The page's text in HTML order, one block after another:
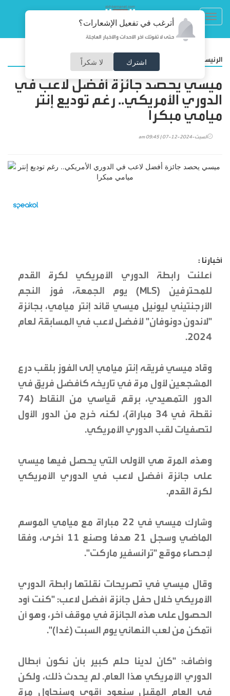
أترغب في تفعيل الإشعارات؟
حتى لا تفوتك آخر الأحداث والأخبار العاجلة
اشترك لا شكراً الرئيسية
ميسي يحصد جائزة أفضل لاعب في
الدوري الأمريكي.. رغم توديع إنتر
ميامي مبكرا
السبت-2024-12-07 | 09:45 am
أخبارنا :
أعلنت رابطة الدوري الأمريكي لكرة القدم
للمحترفين (MLS) يوم الجمعة، فوز النجم
الأرجنتيني ليونيل ميسي قائد إنتر ميامي، بجائزة
"لاندون دونوفان" لأفضل لاعب في المسابقة لعام
2024.
وقاد ميسي فريقه إنتر ميامي إلى الفوز بلقب درع
المشجعين لأول مرة في تاريخه كأفضل فريق في
الدور التمهيدي، برقم قياسي من النقاط (74
نقطة في 34 مباراة)، لكنه خرج من الدور الأول
لتصفيات لقب الدوري الأمريكي.
وهذه المرة هي الأولى التي يحصل فيها ميسي
على جائزة أفضل لاعب في الدوري الأمريكي
لكرة القدم.
وشارك ميسي في 22 مباراة مع ميامي الموسم
الماضي وسجل 21 هدفا وصنع 11 أخرى، وفقا
لإحصاء موقع "ترانسفير ماركت".
وقال ميسي في تصريحات نقلتها رابطة الدوري
الأمريكي خلال حفل جائزة أفضل لاعب: "كنت أود
الحصول على هذه الجائزة في موقف آخر، وهو أن
أتمكن من لعب النهائي يوم السبت (غدا)".
وأضاف: "كان لدينا حلم كبير بأن نكون أبطال
الدوري الأمريكي هذا العام. لم يحدث ذلك، ولكن
في العام المقبل سنعود أقوى وسنحاول مرة